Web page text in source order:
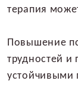
терапия
Повышение
трудностей
устойчивыми